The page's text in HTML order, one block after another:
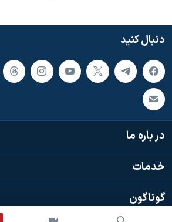
دنبال کنید
در باره ما
خدمات
گوناگون